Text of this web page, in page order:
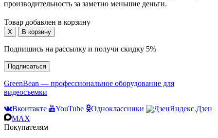
производительность за заметно меньшие деньги.
Товар добавлен в корзину
Подпишись на рассылку и получи скидку 5%
Подписаться
GreenBean — профессиональное оборудование для
видеосъемки
Вконтакте
YouTube Одноклассники
Яндекс.Дзен
MAX
Покупателям